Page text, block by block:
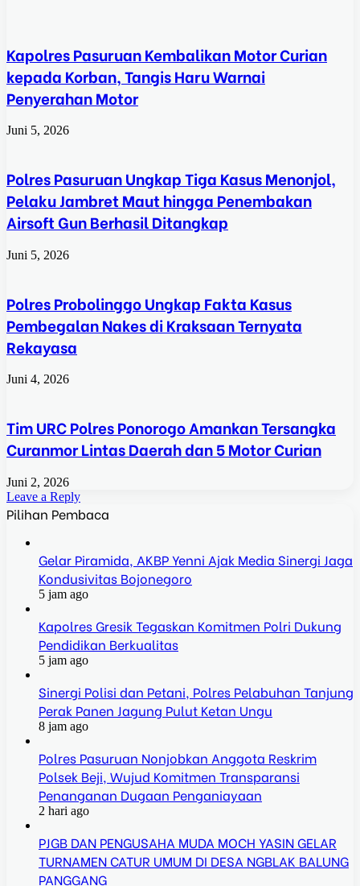
Kapolres Pasuruan Kembalikan Motor Curian
kepada Korban, Tangis Haru Warnai
Penyerahan Motor
Juni 5, 2026
Polres Pasuruan Ungkap Tiga Kasus Menonjol,
Pelaku Jambret Maut hingga Penembakan
Airsoft Gun Berhasil Ditangkap
Juni 5, 2026
Polres Probolinggo Ungkap Fakta Kasus
Pembegalan Nakes di Kraksaan Ternyata
Rekayasa
Juni 4, 2026
Tim URC Polres Ponorogo Amankan Tersangka
Curanmor Lintas Daerah dan 5 Motor Curian
Juni 2, 2026
Leave a Reply
Pilihan Pembaca
Gelar Piramida, AKBP Yenni Ajak Media Sinergi Jaga
Kondusivitas Bojonegoro
5 jam ago
Kapolres Gresik Tegaskan Komitmen Polri Dukung
Pendidikan Berkualitas
5 jam ago
Sinergi Polisi dan Petani, Polres Pelabuhan Tanjung
Perak Panen Jagung Pulut Ketan Ungu
8 jam ago
Polres Pasuruan Nonjobkan Anggota Reskrim
Polsek Beji, Wujud Komitmen Transparansi
Penanganan Dugaan Penganiayaan
2 hari ago
PJGB DAN PENGUSAHA MUDA MOCH YASIN GELAR
TURNAMEN CATUR UMUM DI DESA NGBLAK BALUNG
PANGGANG